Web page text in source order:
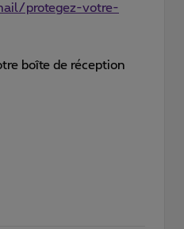
protegez-votre-
boîte de réception